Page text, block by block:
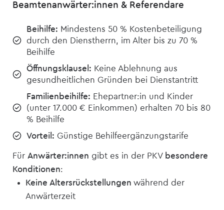
Beamtenanwärter:innen & Referendare
Beihilfe: Mindestens 50 % Kostenbeteiligung
durch den Dienstherrn, im Alter bis zu 70 %
Beihilfe
Öffnungsklausel: Keine Ablehnung aus
gesundheitlichen Gründen bei Dienstantritt
Familienbeihilfe: Ehepartner:in und Kinder
(unter 17.000 € Einkommen) erhalten 70 bis 80
% Beihilfe
Vorteil: Günstige Behilfeergänzungstarife
Für Anwärter:innen gibt es in der PKV besondere
Konditionen:
Keine Altersrückstellungen während der
Anwärterzeit